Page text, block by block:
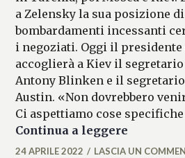
a Zelensky la sua posizione
bombardamenti incessanti
i negoziati. Oggi il
accoglierà a Kiev il
Antony Blinken e il
Austin. «Non dovrebbero
Ci aspettiamo cose
Continua a leggere
MARIANNA
24 APRILE 2022 LASCIA UN